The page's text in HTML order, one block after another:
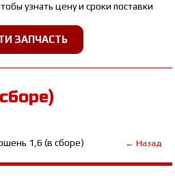
узнать цену и сроки поставки
1,6 (в сборе) ← Назад